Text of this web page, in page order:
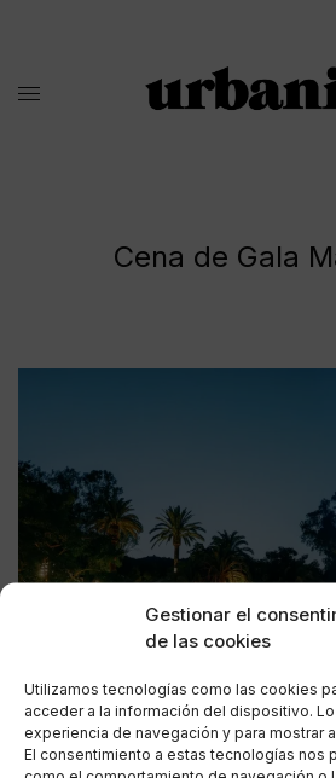
Gestionar el
de las cookies
Utilizamos tecnologías como las cookies
acceder a la información del dispositivo.
experiencia de navegación y para mostrar
El consentimiento a estas tecnologías nos
Cena de Gala